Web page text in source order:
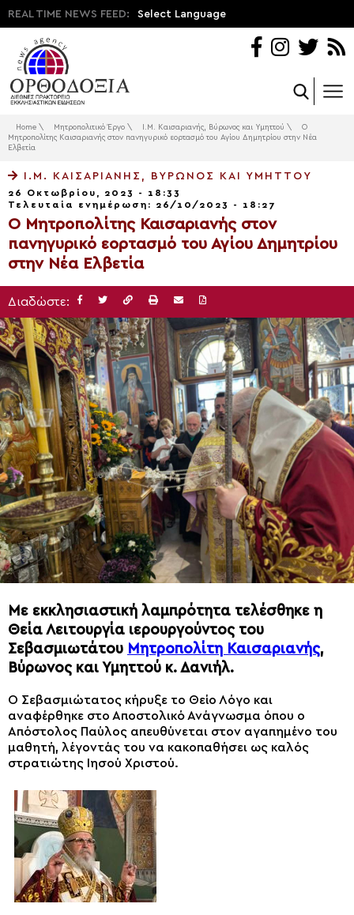
REAL TIME NEWS FEED: Select Language
Home \ Μητροπολιτικό Έργο \ Ι.Μ. Καισαριανής, Βύρωνος και Υμηττού \
Ο
Μητροπολίτης Καισαριανής στον πανηγυρικό εορτασμό του Αγίου Δημητρίου στην Νέα
Ελβετία
Ι.Μ. ΚΑΙΣΑΡΙΑΝΉΣ, ΒΎΡΩΝΟΣ ΚΑΙ ΥΜΗΤΤΟΎ
26 Οκτωβρίου, 2023 - 18:33
Τελευταία ενημέρωση: 26/10/2023 - 18:27
Ο Μητροπολίτης Καισαριανής στον
πανηγυρικό εορτασμό του Αγίου Δημητρίου
στην Νέα Ελβετία
Διαδώστε:
Με εκκλησιαστική λαμπρότητα τελέσθηκε η
Θεία Λειτουργία ιερουργούντος του
Σεβασμιωτάτου Μητροπολίτη Καισαριανής,
Βύρωνος και Υμηττού κ. Δανιήλ.
Ο Σεβασμιώτατος κήρυξε το Θείο Λόγο και
αναφέρθηκε στο Αποστολικό Ανάγνωσμα όπου ο
Απόστολος Παύλος απευθύνεται στον αγαπημένο του
μαθητή, λέγοντάς του να κακοπαθήσει ως καλός
στρατιώτης Ιησού Χριστού.